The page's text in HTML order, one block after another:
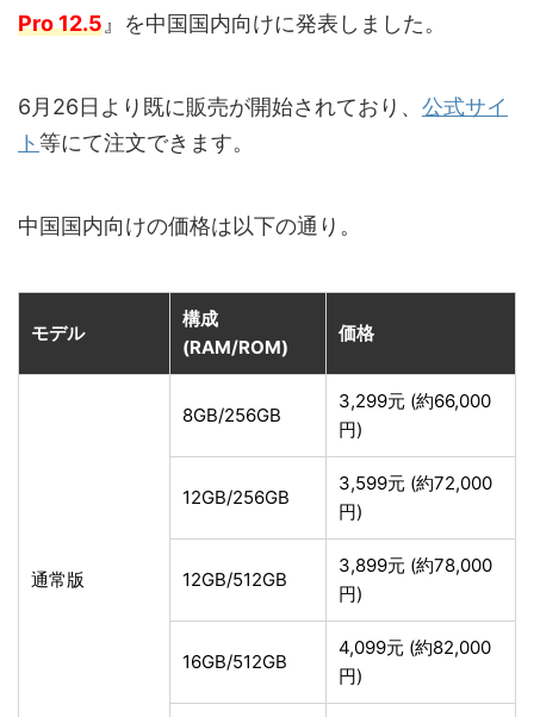
Pro 12.5』を中国国内向けに発表しました。
6月26日より既に販売が開始されており、 公式サイ
ト等にて注文できます。
中国国内向けの価格は以下の通り。
モデル
構成
(RAM/ROM)
価格
通常版
8GB/256GB
3,299元 (約66,000
円)
12GB/256GB
3,599元 (約72,000
円)
12GB/512GB
3,899元 (約78,000
円)
16GB/512GB
4,099元 (約82,000
円)